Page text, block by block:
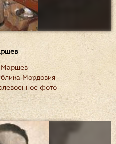
Маршев
Мордовия
фото